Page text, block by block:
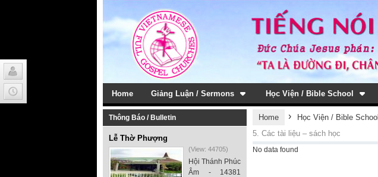
Home Giảng Luận / Sermons Học Viện / Bible School
Thông Báo / Bulletin
Lễ Thờ Phượng
(View: 44705)
Hội Thánh Phúc
Âm - 14381
Home › Học Viện / Bible School
5. Các tài liệu – sách học
No data found